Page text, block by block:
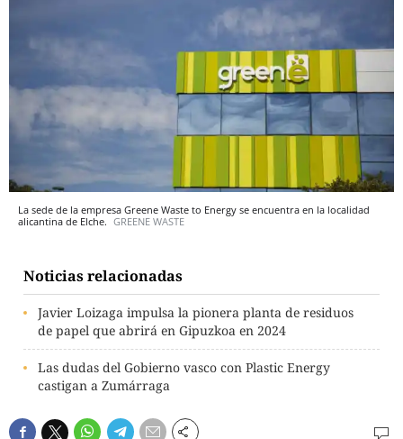
La sede de la empresa Greene Waste to Energy se encuentra en la localidad
alicantina de Elche. GREENE WASTE
Noticias relacionadas
Javier Loizaga impulsa la pionera planta de residuos
de papel que abrirá en Gipuzkoa en 2024
Las dudas del Gobierno vasco con Plastic Energy
castigan a Zumárraga